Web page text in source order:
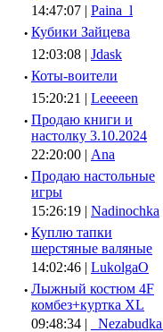
14:47:07 | Paina_l
· Кубики Зайцева
12:03:08 | Jdask
· Коты-воители
15:20:21 | Leeeeen
· Продаю книги и
настолку 3.10.2024
22:20:00 | Ana
· Продаю настольные
игры
15:26:19 | Nadinochka
· Куплю тапки
шерстяные валяные
14:02:46 | LukolgaO
· Лыжный костюм 4F
комбез+куртка XL
09:48:34 |
_Nezabudka_